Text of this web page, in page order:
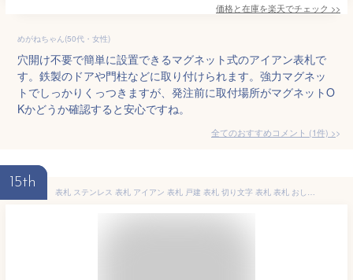
価格と在庫を楽天でチェック >>
めがねちゃん(50代・女性)
穴開け不要で簡単に設置できるマグネット式のアイアン表札で
す。鉄製のドアや門柱などに取り付けられます。強力マグネッ
トでしっかりくっつきますが、発注前に取付場所がマグネットO
Kかどうか確認すると安心ですね。
全てのおすすめコメント (1件) >
15th
表札 ステンレス 表札 アイアン 表札 戸建 表札 切り文字 表札 表札 おしゃれ 表札 筆記体 二世帯 オーダーメイド 表札 おしゃれなステンレス表札 【フローライン】 マグネット シール